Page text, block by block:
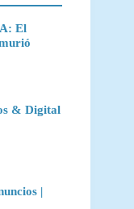
El
& Digital
|